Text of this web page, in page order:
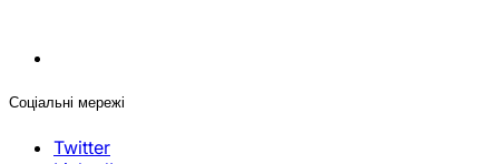
Соціальні мережі
Twitter